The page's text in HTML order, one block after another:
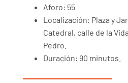
Aforo: 55
Localización: Plaza y
Catedral, calle de la
Pedro.
Duración: 90 minutos.